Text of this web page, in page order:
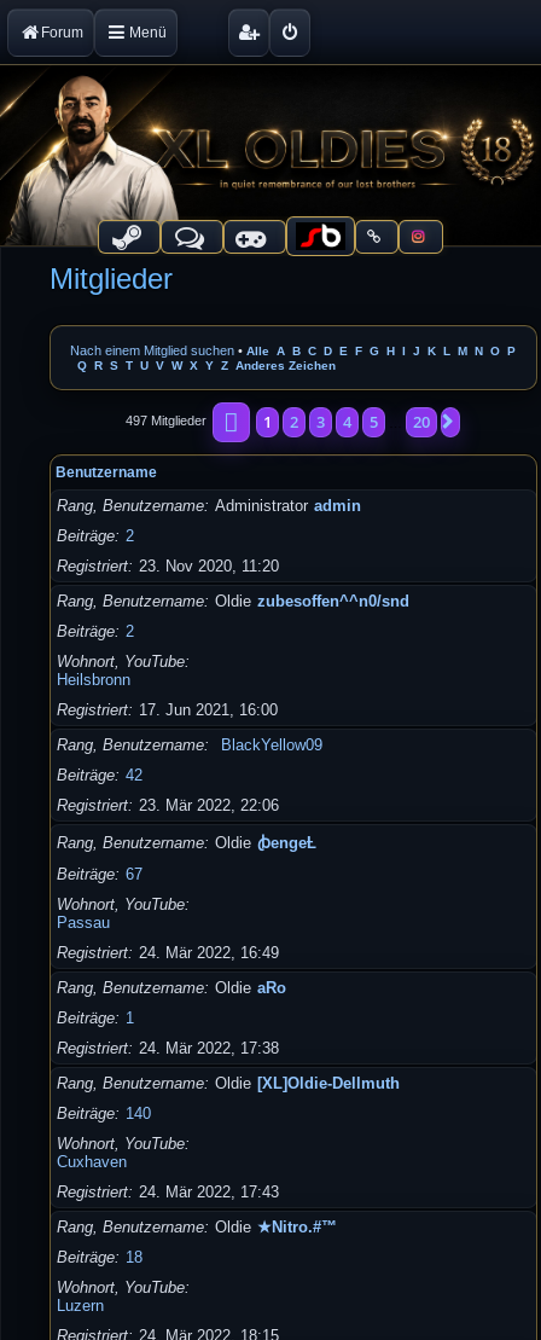
Forum Menü
Mitglieder
Nach einem Mitglied suchen •Alle A B C D E F G H I J K L M N O P
Q R S T U V W X Y Z Anderes Zeichen
497 Mitglieder Seite1von20
1 2 3 4 5 20
Benutzername
Rang, Benutzername Administrator admin
Beiträge 2
Registriert 23. Nov 2020, 11:20
Rang, Benutzername Oldie zubesoffen^^n0/snd
Beiträge 2
Wohnort, YouTube
Heilsbronn
Registriert
17. Jun 2021, 16:00
Rang, Benutzername
BlackYellow09
Beiträge 42
Registriert 23. Mär 2022, 22:06
Rang, Benutzername Oldie ꞗengeȽ
Beiträge 67
Wohnort, YouTube
Passau
Registriert 24. Mär 2022, 16:49
Rang, Benutzername Oldie aRo
Beiträge
1
Registriert 24. Mär 2022, 17:38
Rang, Benutzername Oldie [XL]Oldie-Dellmuth
Beiträge
140
Wohnort, YouTube
Cuxhaven
Registriert 24. Mär 2022, 17:43
Rang, Benutzername Oldie ★Nitro.#™
Beiträge
18
Wohnort, YouTube
Luzern
Registriert 24. Mär 2022, 18:15